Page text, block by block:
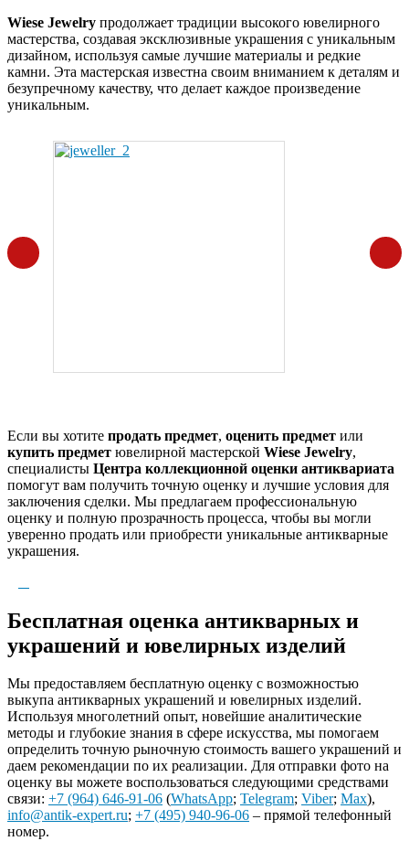
Wiese Jewelry продолжает традиции высокого ювелирного
мастерства, создавая эксклюзивные украшения с уникальным
дизайном, используя самые лучшие материалы и редкие
камни. Эта мастерская известна своим вниманием к деталям и
безупречному качеству, что делает каждое произведение
уникальным.
Если вы хотите продать предмет, оценить предмет или
купить предмет ювелирной мастерской Wiese Jewelry,
специалисты Центра коллекционной оценки антиквариата
помогут вам получить точную оценку и лучшие условия для
заключения сделки. Мы предлагаем профессиональную
оценку и полную прозрачность процесса, чтобы вы могли
уверенно продать или приобрести уникальные антикварные
украшения.
Бесплатная оценка антикварных и
украшений и ювелирных изделий
Мы предоставляем бесплатную оценку с возможностью
выкупа антикварных украшений и ювелирных изделий.
Используя многолетний опыт, новейшие аналитические
методы и глубокие знания в сфере искусства, мы помогаем
определить точную рыночную стоимость вашего украшений и
даем рекомендации по их реализации. Для отправки фото на
оценку вы можете воспользоваться следующими средствами
связи: +7 (964) 646-91-06 (WhatsApp; Telegram; Viber; Max),
info@antik-expert.ru; +7 (495) 940-96-06 – прямой телефонный
номер.